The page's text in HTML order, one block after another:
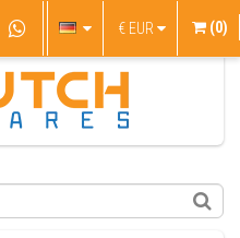
€ EUR (0)